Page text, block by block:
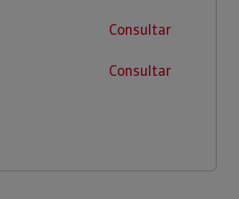
Consultar
Consultar